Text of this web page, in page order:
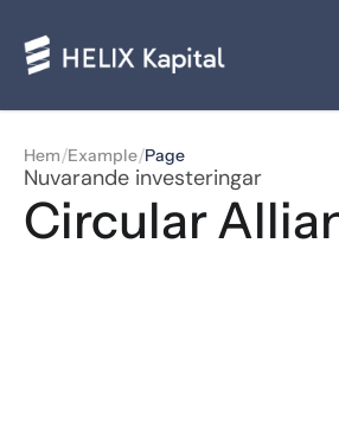
Hem/Example/Page
Nuvarande investeringar
Circular